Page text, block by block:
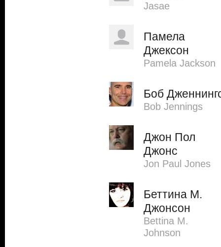
Jasae
Памела
Джексон
Pamela Jackson
Боб
Bob Jennings
Джон Пол
Джонс
Jon Paul Jones
Беттина М.
Джонсон
Bettina M.
Johnson